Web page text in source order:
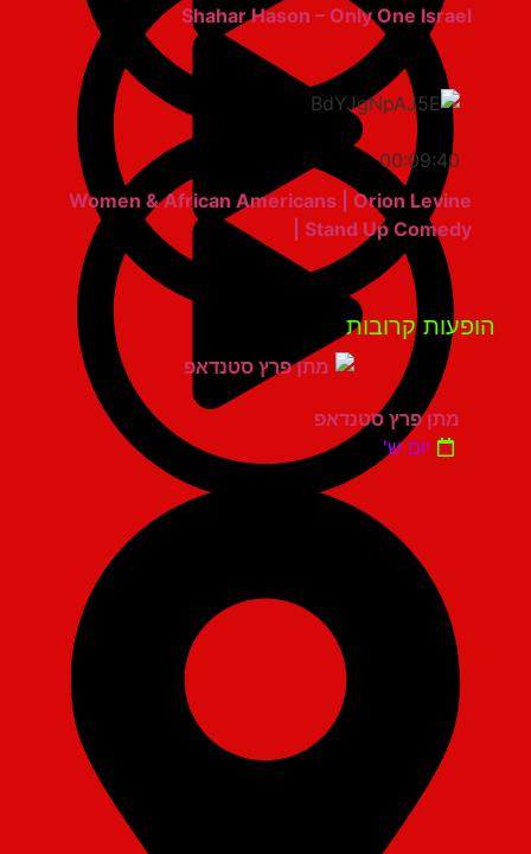
Shahar Hason – Only One Israel
00:09:40
Women & African Americans | Orion Levine
| Stand Up Comedy
קרובות
מתן פרץ סטנדאפ
יום ש'